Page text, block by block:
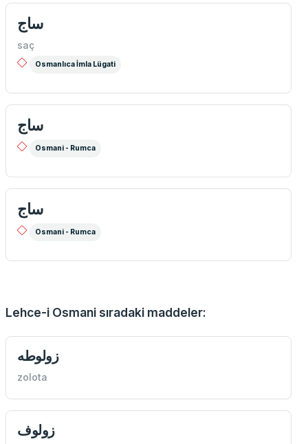
ساج
saç
Osmanlıca İmla Lügati
ساج
Osmani - Rumca
ساج
Osmani - Rumca
Lehce-i Osmani sıradaki maddeler:
زولوطه
zolota
زولوف